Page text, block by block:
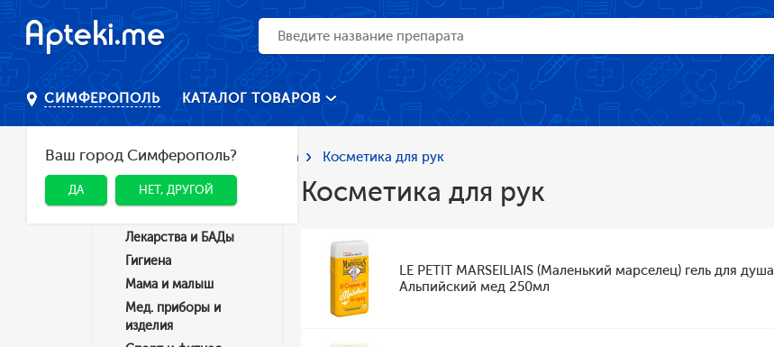
СИМФЕРОПОЛЬ
Ваш город Симферополь?
ДА НЕТ, ДРУГОЙ
КАТАЛОГ ТОВАРОВ
Главная Каталог Косметика Косметика для рук
Категории
Лекарства и БАДы
Гигиена
Мама и малыш
Мед. приборы и
изделия
Косметика для рук
LE PETIT MARSEILIAIS (Маленький марселец) гель для душа
Альпийский мед 250мл